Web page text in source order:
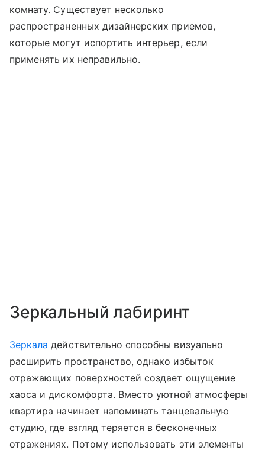
комнату. Существует несколько
распространенных дизайнерских приемов,
которые могут испортить интерьер, если
применять их неправильно.
Зеркальный лабиринт
Зеркала действительно способны визуально
расширить пространство, однако избыток
отражающих поверхностей создает ощущение
хаоса и дискомфорта. Вместо уютной атмосферы
квартира начинает напоминать танцевальную
студию, где взгляд теряется в бесконечных
отражениях. Потому использовать эти элементы